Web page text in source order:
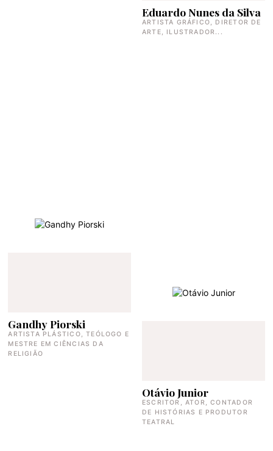
Eduardo Nunes da Silva
ARTISTA GRÁFICO, DIRETOR DE
ARTE, ILUSTRADOR...
Gandhy Piorski
ARTISTA PLÁSTICO, TEÓLOGO E
MESTRE EM CIÊNCIAS DA
RELIGIÃO
Otávio Junior
ESCRITOR, ATOR, CONTADOR
DE HISTÓRIAS E PRODUTOR
TEATRAL